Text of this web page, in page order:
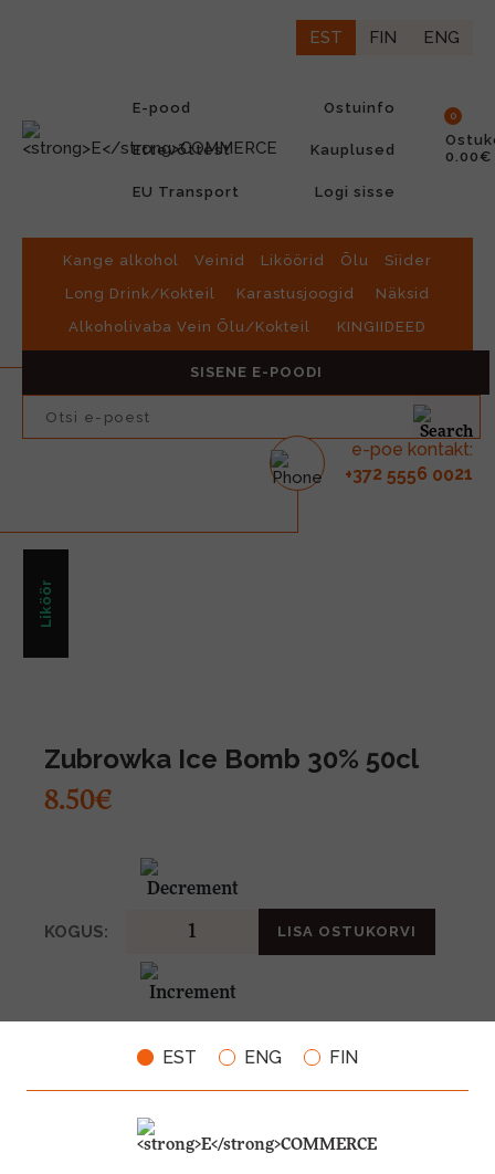
EST ENG FIN
EST FIN ENG
E-pood Ostuinfo
Ettevõttest Kauplused
EU Transport Logi sisse
0
0.00€
Kange alkohol Veinid Liköörid Õlu
Siider
Long Drink/Kokteil
Karastusjoogid
Näksid
Alkoholivaba Vein Õlu/Kokteil
KINGIIDEED
SISENE E-POODI
e-poe kontakt:
+372 5556 0021
Liköör
Zubrowka Ice Bomb 30% 50cl
8.50€
KOGUS: LISA OSTUKORVI
ALKOHOLISISALDUS 30%
Liköör